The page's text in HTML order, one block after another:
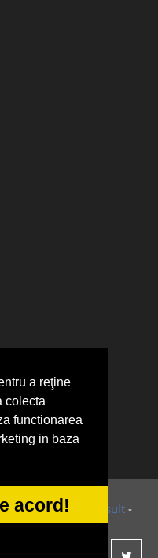
a reţine
colecta
functionarea
in baza
acord!
&Tokaido Consult -